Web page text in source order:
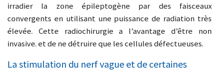
irradier la zone épileptogène par des faisceaux
convergents en utilisant une puissance de radiation très
élevée. Cette radiochirurgie a l’avantage d’être non
invasive. et de ne détruire que les cellules défectueuses.
La stimulation du nerf vague et de certaines